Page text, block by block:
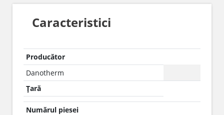
Caracteristici
Producător
Danotherm
Țară
Numărul piesei